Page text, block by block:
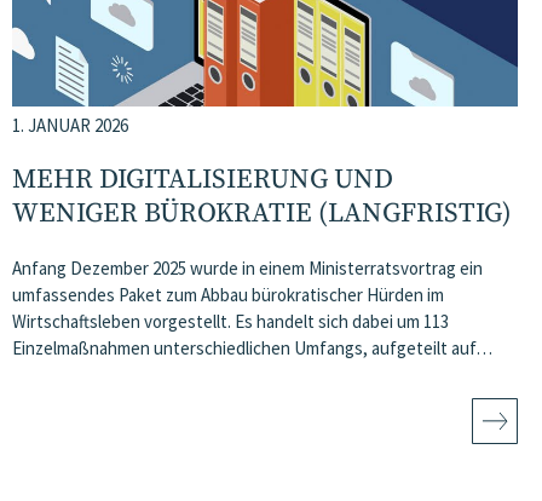
1. JANUAR 2026
MEHR DIGITALISIERUNG UND
WENIGER BÜROKRATIE (LANGFRISTIG)
Anfang Dezember 2025 wurde in einem Ministerratsvortrag ein
umfassendes Paket zum Abbau bürokratischer Hürden im
Wirtschaftsleben vorgestellt. Es handelt sich dabei um 113
Einzelmaßnahmen unterschiedlichen Umfangs, aufgeteilt auf…